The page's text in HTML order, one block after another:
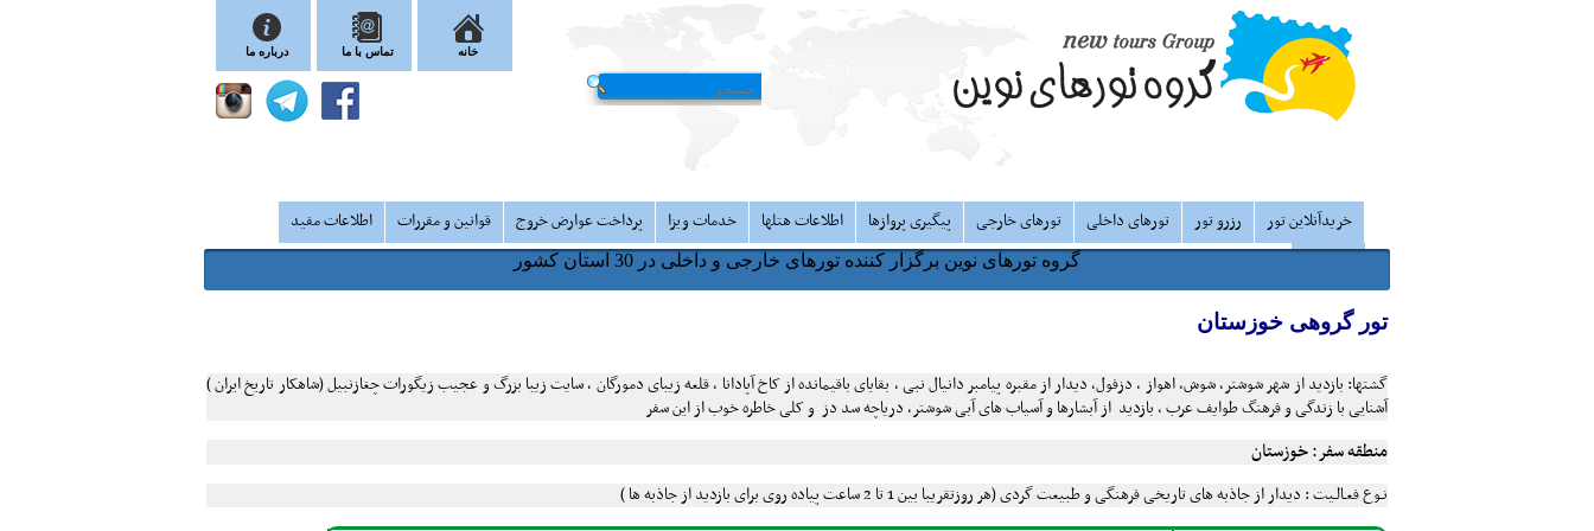
درباره ما تماس با ما خانه
خریدآنلاین تور رزرو تور تورهای داخلی تورهای خارجی پیگیری پروازها اطلاعات هتلها خدمات ویزا پرداخت عوارض خروج قوانین و مقررات
اطلاعات مفید
گروه تورهای نوین برگزار کننده تورهای خارجی و داخلی در 30 استان کشور
تور گروهی خوزستان
گشتها: بازدیداز شهر شوشتر، شوش، اهواز ، دزفول، دیدار از مقبره پیامبر دانیال نبی ، بقایای باقیمانده از کاخ آپادانا ، قلعه زیبای دمورگان ، سایت زیبا بزرگ و عجیب زیگورات چغازنبیل (شاهکار تاریخ ایران )
آشنایی با زندگی و فرهنگ طوایف عرب ، بازدید از آبشارها و آسیاب های آبی شوشتر، دریاچه سد دز و کلی خاطره خوب از این سفر
منطقه سفر:خوزستان
نـوع فعـالـیت : دیدار از جاذبه های تاریخی فرهنگی و طبیعت گردی (هر روزتقریبا بین 1 تا 2 ساعت پیاده روی برای بازدید از جاذبه ها )